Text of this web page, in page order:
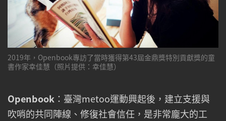
2019年，Openbook專訪了當時獲得第43屆金鼎獎特別貢獻獎的童
書作家幸佳慧（照片提供：幸佳慧）
Openbook ：臺灣metoo運動興起後，建立支援與
吹哨的共同陣線、修復社會信任，是非常龐大的工